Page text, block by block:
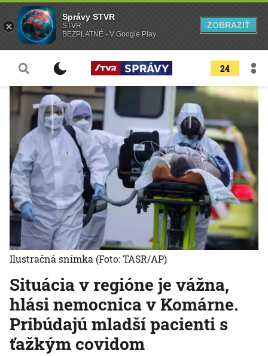
24
Situácia v regióne je vážna,
hlási nemocnica v Komárne.
Pribúdajú mladší pacienti s
ťažkým covidom
Ilustračná snímka (Foto: TASR/AP)
Správy STVR
STVR
BEZPLATNÉ - V Google Play
ZOBRAZIŤ